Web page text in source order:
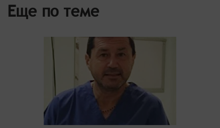
Еще по теме